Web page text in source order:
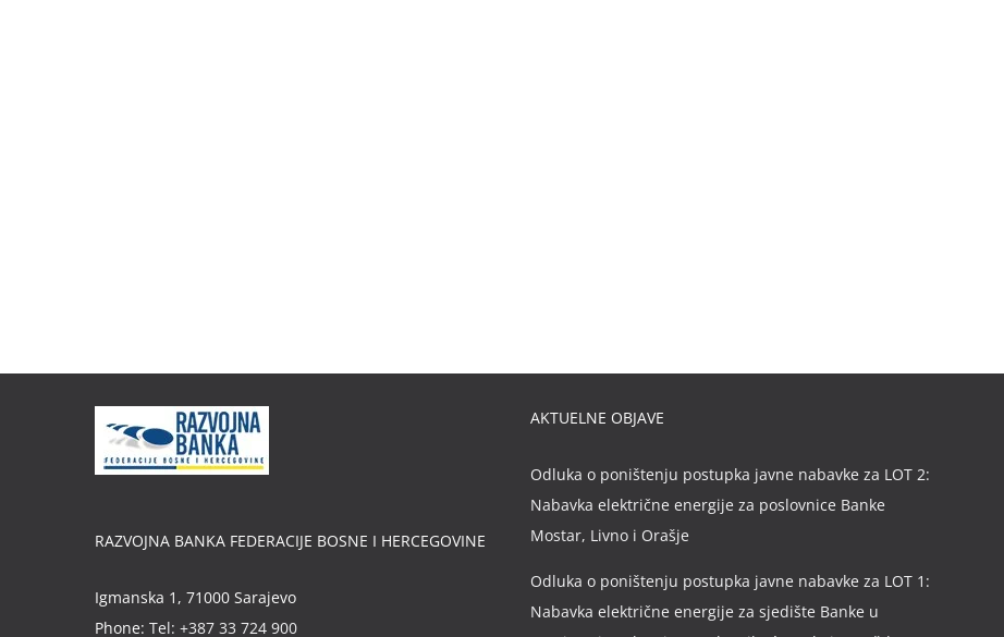
RAZVOJNA BANKA FEDERACIJE BOSNE I HERCEGOVINE
Igmanska 1, 71000 Sarajevo
Phone: Tel: +387 33 724 900
AKTUELNE OBJAVE
Odluka o poništenju postupka javne nabavke za LOT 2:
Nabavka električne energije za poslovnice Banke
Mostar, Livno i Orašje
Odluka o poništenju postupka javne nabavke za LOT 1:
Nabavka električne energije za sjedište Banke u